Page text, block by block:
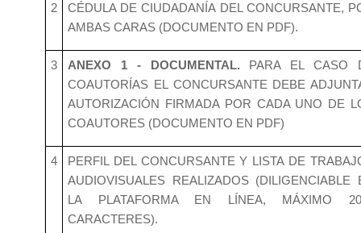
2
CÉDULA DE CIUDADANÍA DEL CONCURSANTE,
AMBAS CARAS (DOCUMENTO EN PDF).
3 ANEXO 1 - DOCUMENTAL. PARA EL CASO
COAUTORÍAS EL CONCURSANTE DEBE
AUTORIZACIÓN FIRMADA POR CADA UNO DE
COAUTORES (DOCUMENTO EN PDF)
4
PERFIL DEL CONCURSANTE Y LISTA DE
AUDIOVISUALES REALIZADOS (DILIGENCIABLE
LA PLATAFORMA EN LÍNEA, MÁXIMO
CARACTERES).